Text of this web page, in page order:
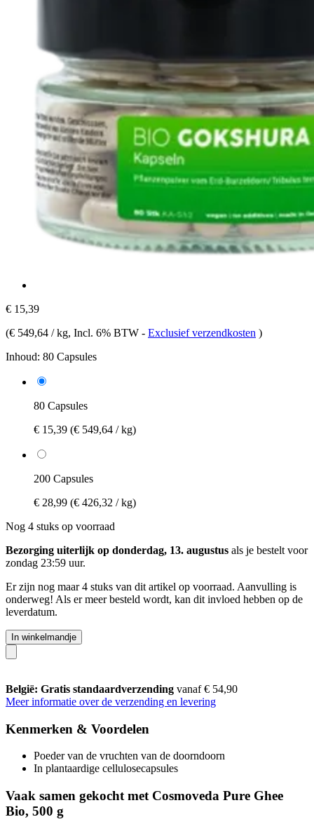
€ 15,39
(€ 549,64 / kg, Incl. 6% BTW - Exclusief verzendkosten )
Inhoud: 80 Capsules
80 Capsules
€ 15,39 (€ 549,64 / kg)
200 Capsules
€ 28,99 (€ 426,32 / kg)
Nog 4 stuks op voorraad
Bezorging uiterlijk op donderdag, 13. augustus als je bestelt voor
zondag 23:59 uur.
Er zijn nog maar 4 stuks van dit artikel op voorraad. Aanvulling is
onderweg! Als er meer besteld wordt, kan dit invloed hebben op de
leverdatum.
In winkelmandje
België: Gratis standaardverzending vanaf € 54,90
Meer informatie over de verzending en levering
Kenmerken & Voordelen
Poeder van de vruchten van de doorndoorn
In plantaardige cellulosecapsules
Vaak samen gekocht met Cosmoveda Pure Ghee
Bio, 500 g